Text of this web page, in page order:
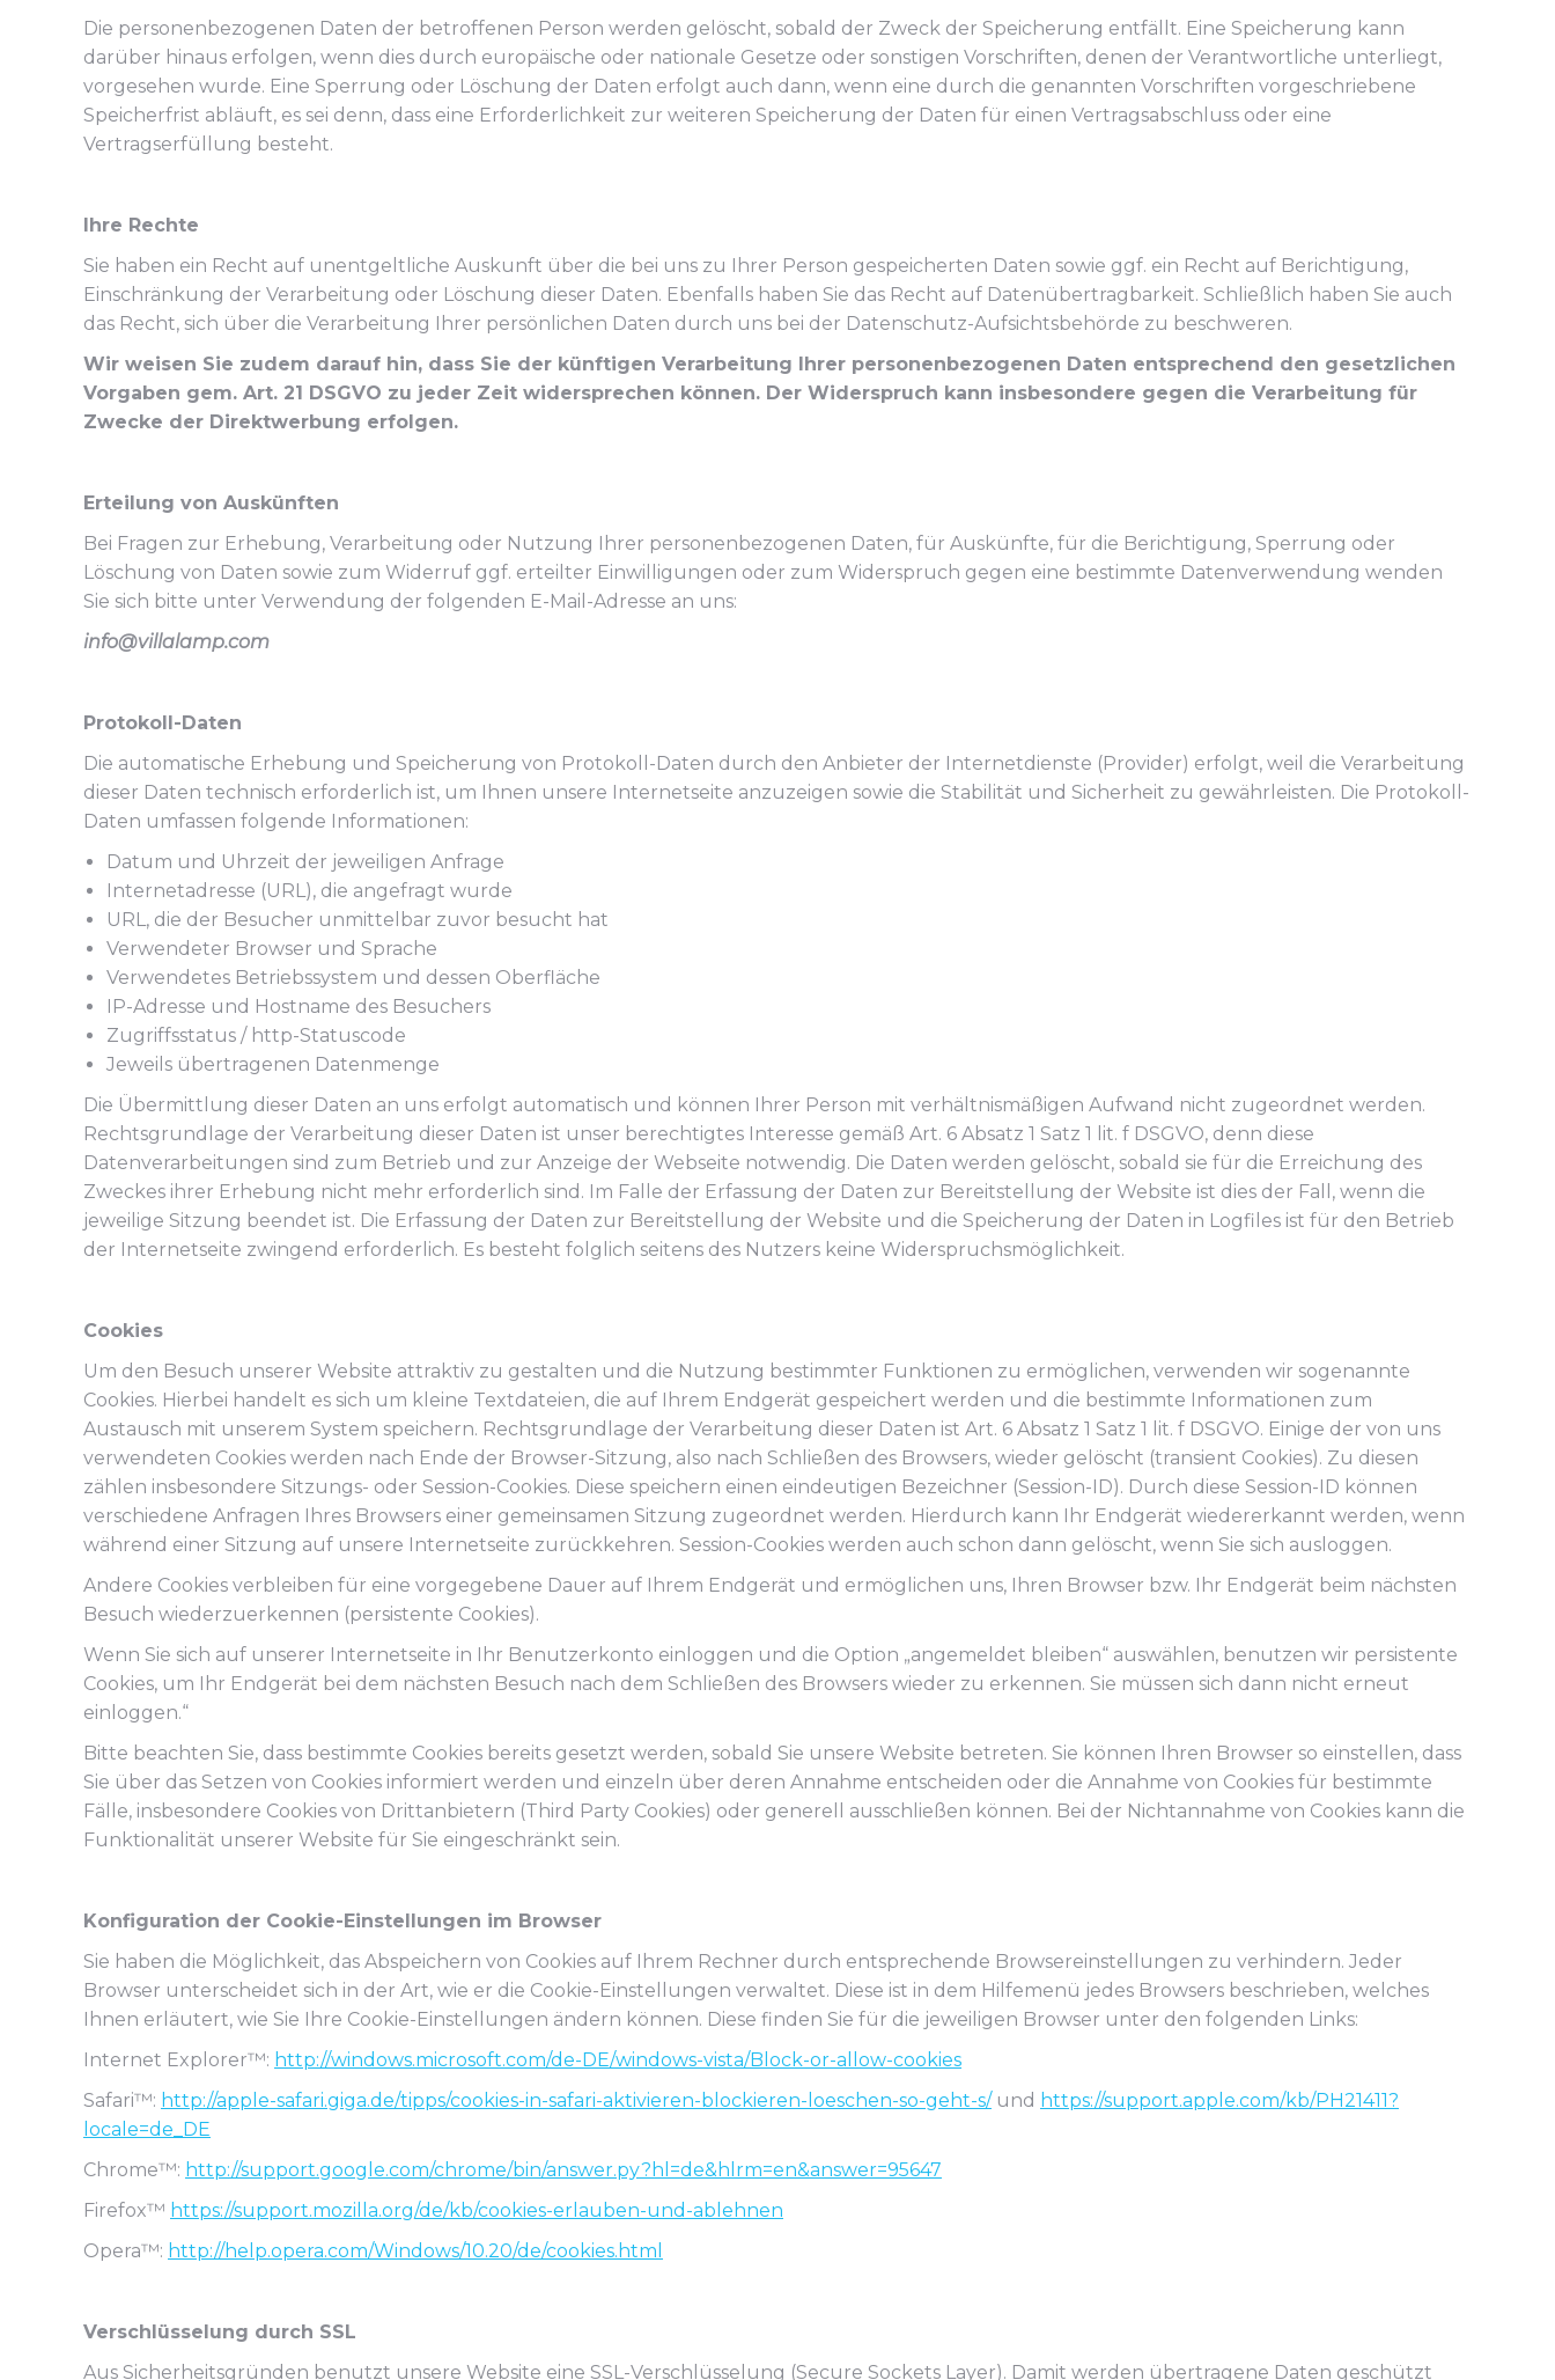
Die personenbezogenen Daten der betroffenen Person werden gelöscht, sobald der Zweck der Speicherung entfällt. Eine Speicherung kann
darüber hinaus erfolgen, wenn dies durch europäische oder nationale Gesetze oder sonstigen Vorschriften, denen der Verantwortliche unterliegt,
vorgesehen wurde. Eine Sperrung oder Löschung der Daten erfolgt auch dann, wenn eine durch die genannten Vorschriften vorgeschriebene
Speicherfrist abläuft, es sei denn, dass eine Erforderlichkeit zur weiteren Speicherung der Daten für einen Vertragsabschluss oder eine
Vertragserfüllung besteht.
Ihre Rechte
Sie haben ein Recht auf unentgeltliche Auskunft über die bei uns zu Ihrer Person gespeicherten Daten sowie ggf. ein Recht auf Berichtigung,
Einschränkung der Verarbeitung oder Löschung dieser Daten. Ebenfalls haben Sie das Recht auf Datenübertragbarkeit. Schließlich haben Sie auch
das Recht, sich über die Verarbeitung Ihrer persönlichen Daten durch uns bei der Datenschutz-Aufsichtsbehörde zu beschweren.
Wir weisen Sie zudem darauf hin, dass Sie der künftigen Verarbeitung Ihrer personenbezogenen Daten entsprechend den gesetzlichen
Vorgaben gem. Art. 21 DSGVO zu jeder Zeit widersprechen können. Der Widerspruch kann insbesondere gegen die Verarbeitung für
Zwecke der Direktwerbung erfolgen.
Erteilung von Auskünften
Bei Fragen zur Erhebung, Verarbeitung oder Nutzung Ihrer personenbezogenen Daten, für Auskünfte, für die Berichtigung, Sperrung oder
Löschung von Daten sowie zum Widerruf ggf. erteilter Einwilligungen oder zum Widerspruch gegen eine bestimmte Datenverwendung wenden
Sie sich bitte unter Verwendung der folgenden E-Mail-Adresse an uns:
info@villalamp.com
Protokoll-Daten
Die automatische Erhebung und Speicherung von Protokoll-Daten durch den Anbieter der Internetdienste (Provider) erfolgt, weil die Verarbeitung
dieser Daten technisch erforderlich ist, um Ihnen unsere Internetseite anzuzeigen sowie die Stabilität und Sicherheit zu gewährleisten. Die Protokoll-
Daten umfassen folgende Informationen:
Datum und Uhrzeit der jeweiligen Anfrage
Internetadresse (URL), die angefragt wurde
URL, die der Besucher unmittelbar zuvor besucht hat
Verwendeter Browser und Sprache
Verwendetes Betriebssystem und dessen Oberfläche
IP-Adresse und Hostname des Besuchers
Zugriffsstatus / http-Statuscode
Jeweils übertragenen Datenmenge
Die Übermittlung dieser Daten an uns erfolgt automatisch und können Ihrer Person mit verhältnismäßigen Aufwand nicht zugeordnet werden.
Rechtsgrundlage der Verarbeitung dieser Daten ist unser berechtigtes Interesse gemäß Art. 6 Absatz 1 Satz 1 lit. f DSGVO, denn diese
Datenverarbeitungen sind zum Betrieb und zur Anzeige der Webseite notwendig. Die Daten werden gelöscht, sobald sie für die Erreichung des
Zweckes ihrer Erhebung nicht mehr erforderlich sind. Im Falle der Erfassung der Daten zur Bereitstellung der Website ist dies der Fall, wenn die
jeweilige Sitzung beendet ist. Die Erfassung der Daten zur Bereitstellung der Website und die Speicherung der Daten in Logfiles ist für den Betrieb
der Internetseite zwingend erforderlich. Es besteht folglich seitens des Nutzers keine Widerspruchsmöglichkeit.
Cookies
Um den Besuch unserer Website attraktiv zu gestalten und die Nutzung bestimmter Funktionen zu ermöglichen, verwenden wir sogenannte
Cookies. Hierbei handelt es sich um kleine Textdateien, die auf Ihrem Endgerät gespeichert werden und die bestimmte Informationen zum
Austausch mit unserem System speichern. Rechtsgrundlage der Verarbeitung dieser Daten ist Art. 6 Absatz 1 Satz 1 lit. f DSGVO. Einige der von uns
verwendeten Cookies werden nach Ende der Browser-Sitzung, also nach Schließen des Browsers, wieder gelöscht (transient Cookies). Zu diesen
zählen insbesondere Sitzungs- oder Session-Cookies. Diese speichern einen eindeutigen Bezeichner (Session-ID). Durch diese Session-ID können
verschiedene Anfragen Ihres Browsers einer gemeinsamen Sitzung zugeordnet werden. Hierdurch kann Ihr Endgerät wiedererkannt werden, wenn
während einer Sitzung auf unsere Internetseite zurückkehren. Session-Cookies werden auch schon dann gelöscht, wenn Sie sich ausloggen.
Andere Cookies verbleiben für eine vorgegebene Dauer auf Ihrem Endgerät und ermöglichen uns, Ihren Browser bzw. Ihr Endgerät beim nächsten
Besuch wiederzuerkennen (persistente Cookies).
Wenn Sie sich auf unserer Internetseite in Ihr Benutzerkonto einloggen und die Option „angemeldet bleiben“ auswählen, benutzen wir persistente
Cookies, um Ihr Endgerät bei dem nächsten Besuch nach dem Schließen des Browsers wieder zu erkennen. Sie müssen sich dann nicht erneut
einloggen.“
Bitte beachten Sie, dass bestimmte Cookies bereits gesetzt werden, sobald Sie unsere Website betreten. Sie können Ihren Browser so einstellen, dass
Sie über das Setzen von Cookies informiert werden und einzeln über deren Annahme entscheiden oder die Annahme von Cookies für bestimmte
Fälle, insbesondere Cookies von Drittanbietern (Third Party Cookies) oder generell ausschließen können. Bei der Nichtannahme von Cookies kann die
Funktionalität unserer Website für Sie eingeschränkt sein.
Konfiguration der Cookie-Einstellungen im Browser
Sie haben die Möglichkeit, das Abspeichern von Cookies auf Ihrem Rechner durch entsprechende Browsereinstellungen zu verhindern. Jeder
Browser unterscheidet sich in der Art, wie er die Cookie-Einstellungen verwaltet. Diese ist in dem Hilfemenü jedes Browsers beschrieben, welches
Ihnen erläutert, wie Sie Ihre Cookie-Einstellungen ändern können. Diese finden Sie für die jeweiligen Browser unter den folgenden Links:
Internet Explorer™: http://windows.microsoft.com/de-DE/windows-vista/Block-or-allow-cookies
Safari™: http://apple-safari.giga.de/tipps/cookies-in-safari-aktivieren-blockieren-loeschen-so-geht-s/und https://support.apple.com/kb/PH21411?
locale=de_DE
Chrome™: http://support.google.com/chrome/bin/answer.py?hl=de&hlrm=en&answer=95647
Firefox™ https://support.mozilla.org/de/kb/cookies-erlauben-und-ablehnen
Opera™: http://help.opera.com/Windows/10.20/de/cookies.html
Verschlüsselung durch SSL
Aus Sicherheitsgründen benutzt unsere Website eine SSL-Verschlüsselung (Secure Sockets Layer). Damit werden übertragene Daten geschützt